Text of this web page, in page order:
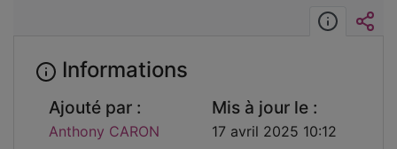
Informations
Ajouté par :
Anthony CARON
Mis à jour le :
17 avril 2025 10:12